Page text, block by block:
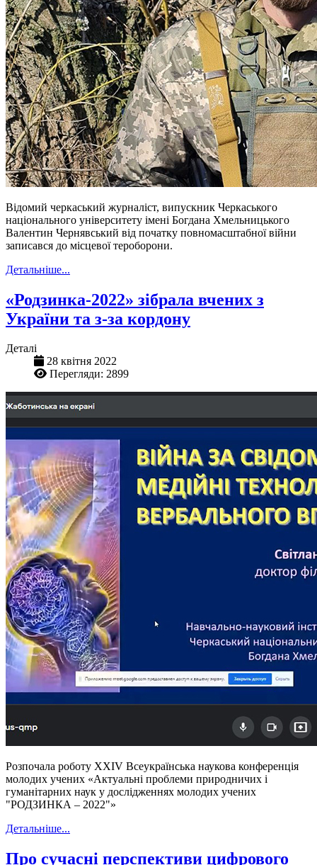
Відомий черкаський журналіст, випускник Черкаського
національного університету імені Богдана Хмельницького
Валентин Чернявський від початку повномасштабної війни
записався до місцевої тероборони.
Детальніше...
«Родзинка-2022» зібрала вчених з
України та з-за кордону
Деталі
28 квітня 2022
Перегляди: 2899
Розпочала роботу XXIV Всеукраїнська наукова конференція
молодих учених «Актуальні проблеми природничих і
гуманітарних наук у дослідженнях молодих учених
"РОДЗИНКА ‒ 2022"»
Детальніше...
Про сучасні перспективи цифрового